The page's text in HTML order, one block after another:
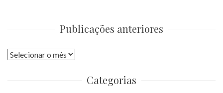
Publicações anteriores
Publicações
Categorias